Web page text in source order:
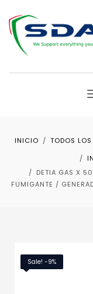
INICIO TODOS
DETIA GAS X
FUMIGANTE /
Sale! -9%